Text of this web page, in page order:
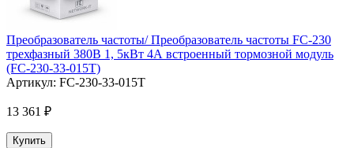
Преобразователь частоты/ Преобразователь частоты FC-230
трехфазный 380В 1, 5кВт 4А встроенный тормозной модуль
(FC-230-33-015T)
Артикул: FC-230-33-015T
13 361 ₽